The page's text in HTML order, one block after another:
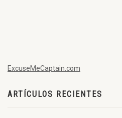
ExcuseMeCaptain.com
ARTÍCULOS RECIENTES